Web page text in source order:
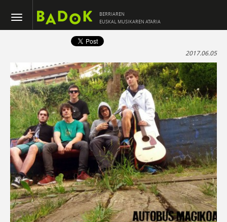
BERRIAREN
EUSKAL MUSIKAREN ATARIA
2017.06.05